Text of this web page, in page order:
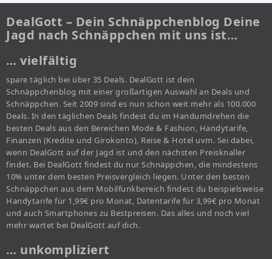
DealGott – Dein Schnäppchenblog Deine
Jagd nach Schnäppchen mit uns ist…
… vielfältig
spare täglich bei über 35 Deals. DealGott ist dein
Schnäppchenblog mit einer großartigen Auswahl an Deals und
Schnäppchen. Seit 2009 sind es nun schon weit mehr als 100.000
Deals. In den täglichen Deals findest du im Handumdrehen die
besten Deals aus den Bereichen Mode & Fashion, Handytarife,
Finanzen (Kredite und Girokonto), Reise & Hotel uvm. Sei dabei,
wenn DealGott auf der Jagd ist und den nächsten Preisknaller
findet. Bei DealGott findest du nur Schnäppchen, die mindestens
10% unter dem besten Preisvergleich liegen. Unter den besten
Schnäppchen aus dem Mobilfunkbereich findest du beispielsweise
Handytarife für 1,99€ pro Monat, Datentarife für 3,99€ pro Monat
und auch Smartphones zu Bestpreisen. Das alles und noch viel
mehr wartet bei DealGott auf dich.
… unkompliziert